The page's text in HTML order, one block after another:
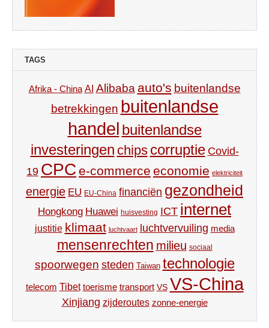
TAGS
Afrika - China AI Alibaba auto's buitenlandse
betrekkingen buitenlandse
handel buitenlandse
investeringen chips corruptie Covid-
19 CPC e-commerce economie elektriciteit
energie EU EU-China financiën gezondheid
Hongkong Huawei huisvesting ICT internet
justitie klimaat luchtvaart luchtvervuiling media
mensenrechten milieu sociaal
spoorwegen steden Taiwan technologie
telecom Tibet toerisme transport VS VS-China
Xinjiang zijderoutes zonne-energie